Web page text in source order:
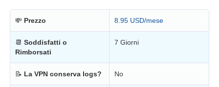
💸 Prezzo 8.95 USD/mese
📆 Soddisfatti o
Rimborsati
7 Giorni
📝 La VPN conserva logs? No